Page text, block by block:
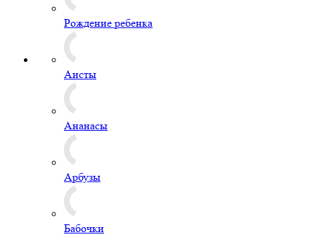
Рождение ребенка
Аисты
Ананасы
Арбузы
Бабочки